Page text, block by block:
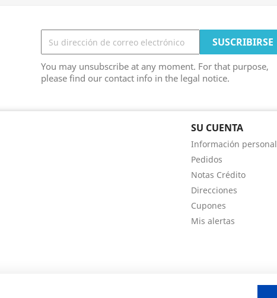
You may unsubscribe at any moment. For that purpose,
please find our contact info in the legal notice.
SU CUENTA
Información personal
Pedidos
Notas Crédito
Direcciones
Cupones
Mis alertas